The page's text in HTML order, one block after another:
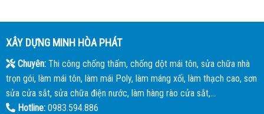
XÂY DỰNG MINH HÒA PHÁT
Chuyên:Thi công chống thấm, chống dột mái tôn, sửa chữa nhà
trọn gói, làm mái tôn, làm mái Poly, làm máng xối, làm thạch cao, sơn
sửa cửa sắt, sửa chữa điện nước, làm hàng rào cửa sắt,...
Hotline:0983.594.886